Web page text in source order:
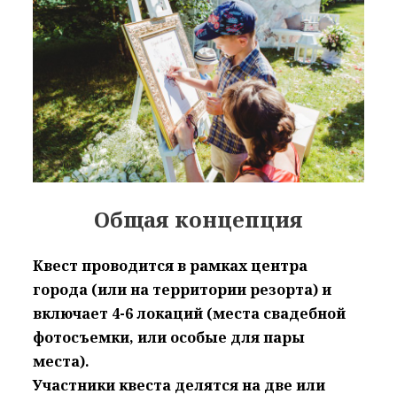
Общая концепция
Квест проводится в рамках центра
города (или на территории резорта) и
включает 4-6 локаций (места свадебной
фотосъемки, или особые для пары
места).
Участники квеста делятся на две или